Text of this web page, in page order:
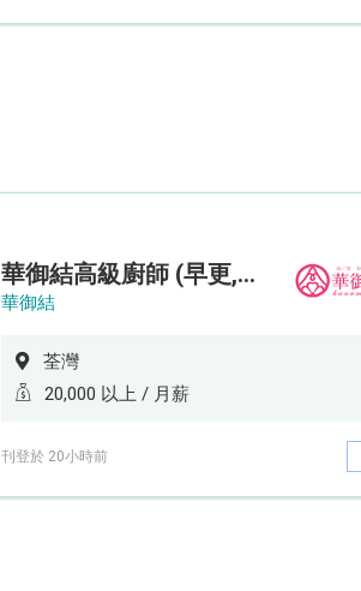
華御結高級廚師 (早更,中央廚房)*底薪可達20k* (5天工作週)
華御結
荃灣
20,000 以上 / 月薪
刊登於 20小時前